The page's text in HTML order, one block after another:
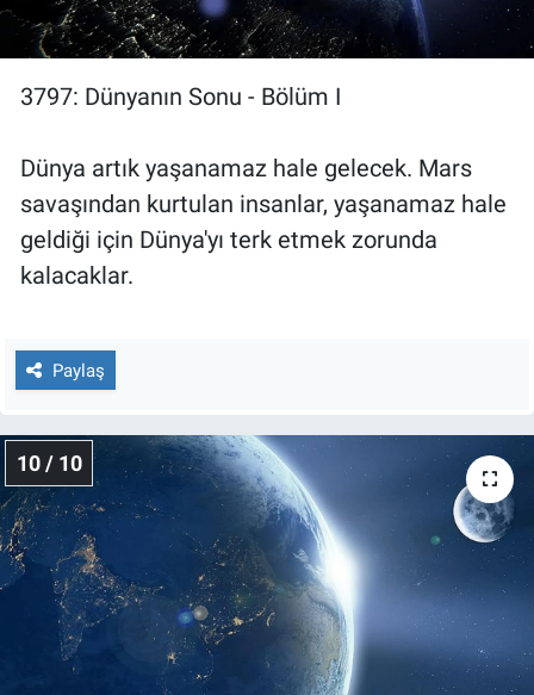
3797: Dünyanın Sonu - Bölüm I
Dünya artık yaşanamaz hale gelecek. Mars
savaşından kurtulan insanlar, yaşanamaz hale
geldiği için Dünya'yı terk etmek zorunda
kalacaklar.
Paylaş
10 / 10